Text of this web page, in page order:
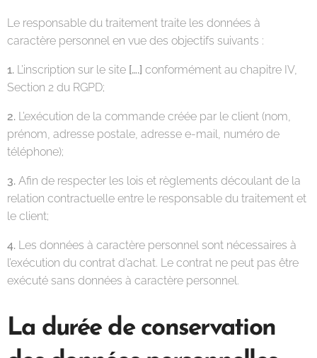
Le responsable du traitement traite les données à
caractère personnel en vue des objectifs suivants :
1. L’inscription sur le site [….] conformément au chapitre IV,
Section 2 du RGPD;
2. L’exécution de la commande créée par le client (nom,
prénom, adresse postale, adresse e-mail, numéro de
téléphone);
3. Afin de respecter les lois et règlements découlant de la
relation contractuelle entre le responsable du traitement et
le client;
4. Les données à caractère personnel sont nécessaires à
l’exécution du contrat d’achat. Le contrat ne peut pas être
exécuté sans données à caractère personnel.
La durée de conservation